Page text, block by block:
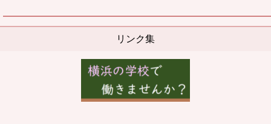
リンク集